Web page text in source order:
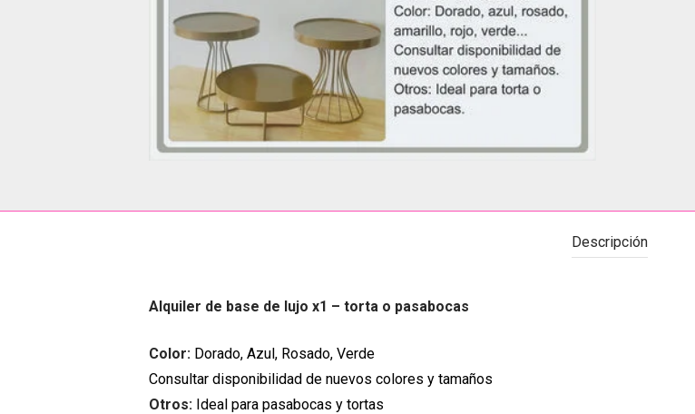
Descripción
Alquiler de base de lujo x1 – torta o pasabocas
Color: Dorado, Azul, Rosado, Verde
Consultar disponibilidad de nuevos colores y tamaños
Otros: Ideal para pasabocas y tortas